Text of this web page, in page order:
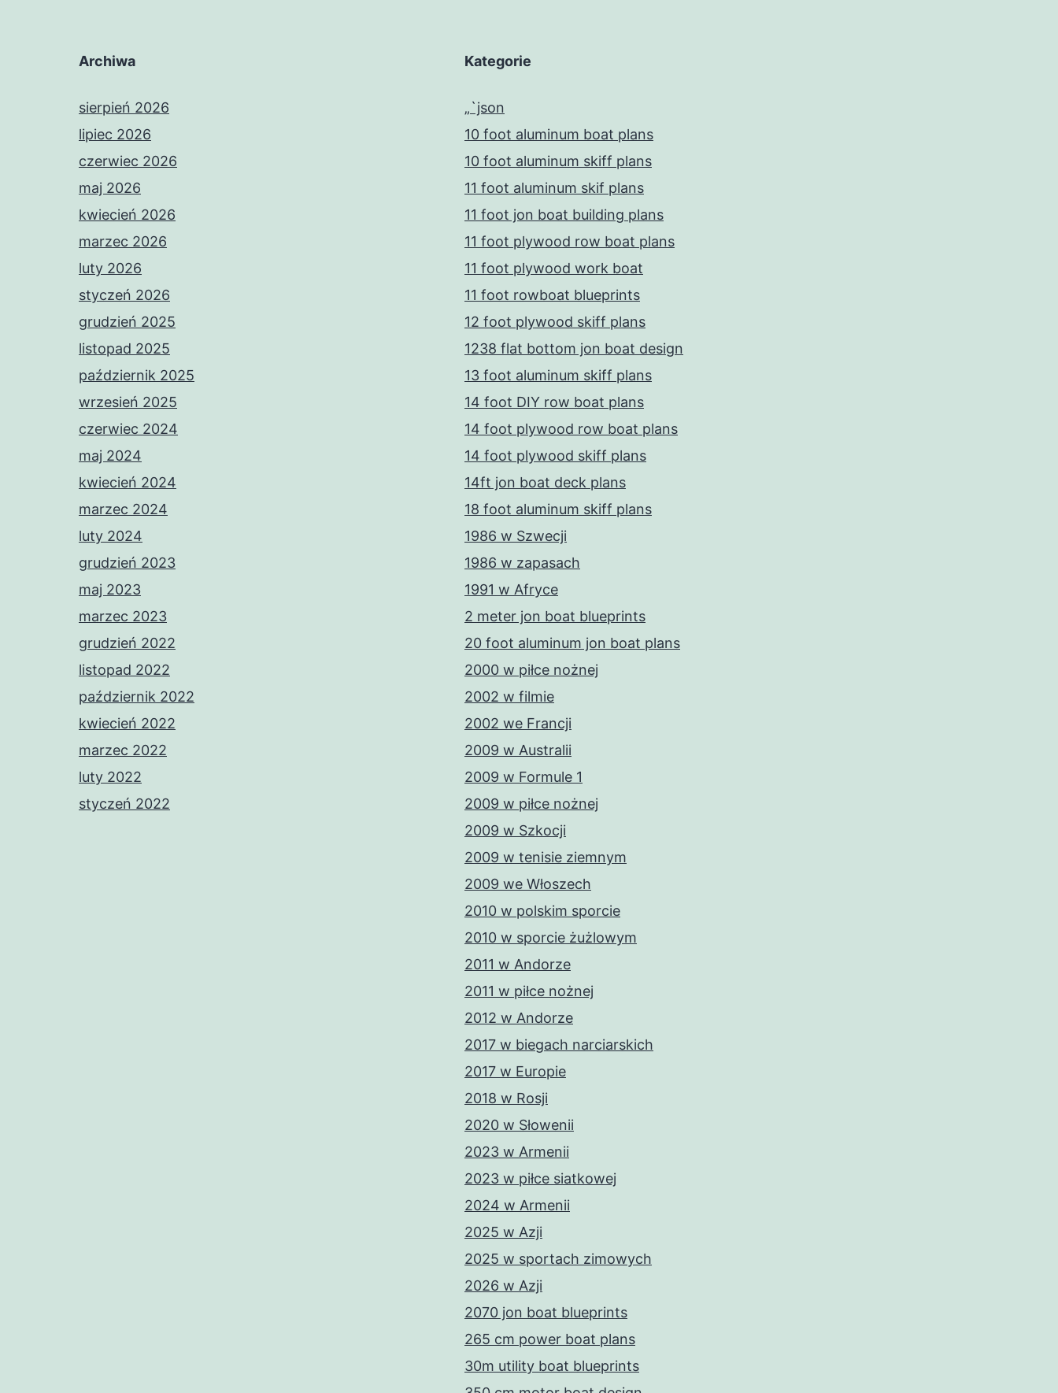
Archiwa
sierpień 2026
lipiec 2026
czerwiec 2026
maj 2026
kwiecień 2026
marzec 2026
luty 2026
styczeń 2026
grudzień 2025
listopad 2025
październik 2025
wrzesień 2025
czerwiec 2024
maj 2024
kwiecień 2024
marzec 2024
luty 2024
grudzień 2023
maj 2023
marzec 2023
grudzień 2022
listopad 2022
październik 2022
kwiecień 2022
marzec 2022
luty 2022
styczeń 2022
Kategorie
„`json
10 foot aluminum boat plans
10 foot aluminum skiff plans
11 foot aluminum skif plans
11 foot jon boat building plans
11 foot plywood row boat plans
11 foot plywood work boat
11 foot rowboat blueprints
12 foot plywood skiff plans
1238 flat bottom jon boat design
13 foot aluminum skiff plans
14 foot DIY row boat plans
14 foot plywood row boat plans
14 foot plywood skiff plans
14ft jon boat deck plans
18 foot aluminum skiff plans
1986 w Szwecji
1986 w zapasach
1991 w Afryce
2 meter jon boat blueprints
20 foot aluminum jon boat plans
2000 w piłce nożnej
2002 w filmie
2002 we Francji
2009 w Australii
2009 w Formule 1
2009 w piłce nożnej
2009 w Szkocji
2009 w tenisie ziemnym
2009 we Włoszech
2010 w polskim sporcie
2010 w sporcie żużlowym
2011 w Andorze
2011 w piłce nożnej
2012 w Andorze
2017 w biegach narciarskich
2017 w Europie
2018 w Rosji
2020 w Słowenii
2023 w Armenii
2023 w piłce siatkowej
2024 w Armenii
2025 w Azji
2025 w sportach zimowych
2026 w Azji
2070 jon boat blueprints
265 cm power boat plans
30m utility boat blueprints